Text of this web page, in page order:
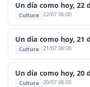
Un día como hoy, 22
Cultura 22/07 06:00
Un día como hoy, 21
Cultura 21/07 06:00
Un día como hoy, 20
Cultura 20/07 06:00